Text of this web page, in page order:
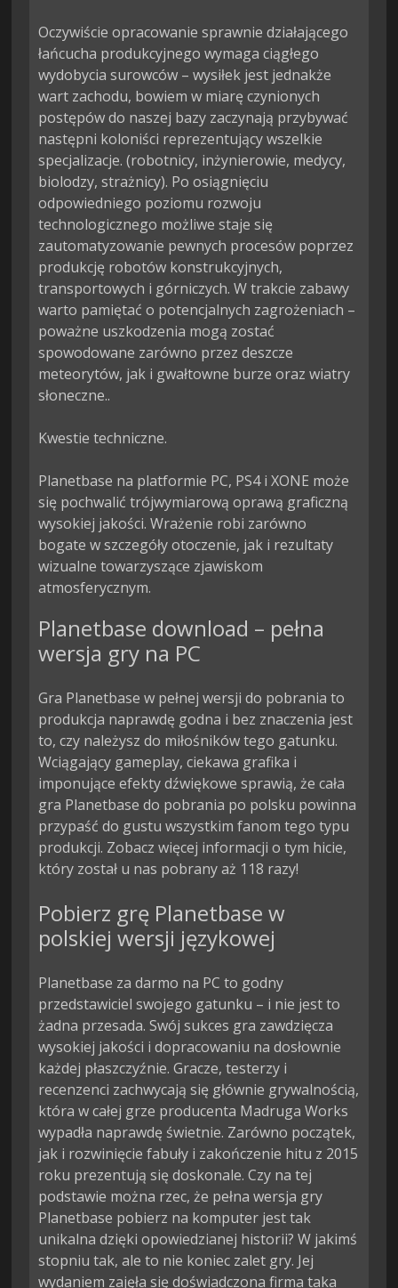
Oczywiście opracowanie sprawnie działającego
łańcucha produkcyjnego wymaga ciągłego
wydobycia surowców – wysiłek jest jednakże
wart zachodu, bowiem w miarę czynionych
postępów do naszej bazy zaczynają przybywać
następni koloniści reprezentujący wszelkie
specjalizacje. (robotnicy, inżynierowie, medycy,
biolodzy, strażnicy). Po osiągnięciu
odpowiedniego poziomu rozwoju
technologicznego możliwe staje się
zautomatyzowanie pewnych procesów poprzez
produkcję robotów konstrukcyjnych,
transportowych i górniczych. W trakcie zabawy
warto pamiętać o potencjalnych zagrożeniach –
poważne uszkodzenia mogą zostać
spowodowane zarówno przez deszcze
meteorytów, jak i gwałtowne burze oraz wiatry
słoneczne..
Kwestie techniczne.
Planetbase na platformie PC, PS4 i XONE może
się pochwalić trójwymiarową oprawą graficzną
wysokiej jakości. Wrażenie robi zarówno
bogate w szczegóły otoczenie, jak i rezultaty
wizualne towarzyszące zjawiskom
atmosferycznym.
Planetbase download – pełna
wersja gry na PC
Gra Planetbase w pełnej wersji do pobrania to
produkcja naprawdę godna i bez znaczenia jest
to, czy należysz do miłośników tego gatunku.
Wciągający gameplay, ciekawa grafika i
imponujące efekty dźwiękowe sprawią, że cała
gra Planetbase do pobrania po polsku powinna
przypaść do gustu wszystkim fanom tego typu
produkcji. Zobacz więcej informacji o tym hicie,
który został u nas pobrany aż 118 razy!
Pobierz grę Planetbase w
polskiej wersji językowej
Planetbase za darmo na PC to godny
przedstawiciel swojego gatunku – i nie jest to
żadna przesada. Swój sukces gra zawdzięcza
wysokiej jakości i dopracowaniu na dosłownie
każdej płaszczyźnie. Gracze, testerzy i
recenzenci zachwycają się głównie grywalnością,
która w całej grze producenta Madruga Works
wypadła naprawdę świetnie. Zarówno początek,
jak i rozwinięcie fabuły i zakończenie hitu z 2015
roku prezentują się doskonale. Czy na tej
podstawie można rzec, że pełna wersja gry
Planetbase pobierz na komputer jest tak
unikalna dzięki opowiedzianej historii? W jakimś
stopniu tak, ale to nie koniec zalet gry. Jej
wydaniem zajęła się doświadczona firma taka